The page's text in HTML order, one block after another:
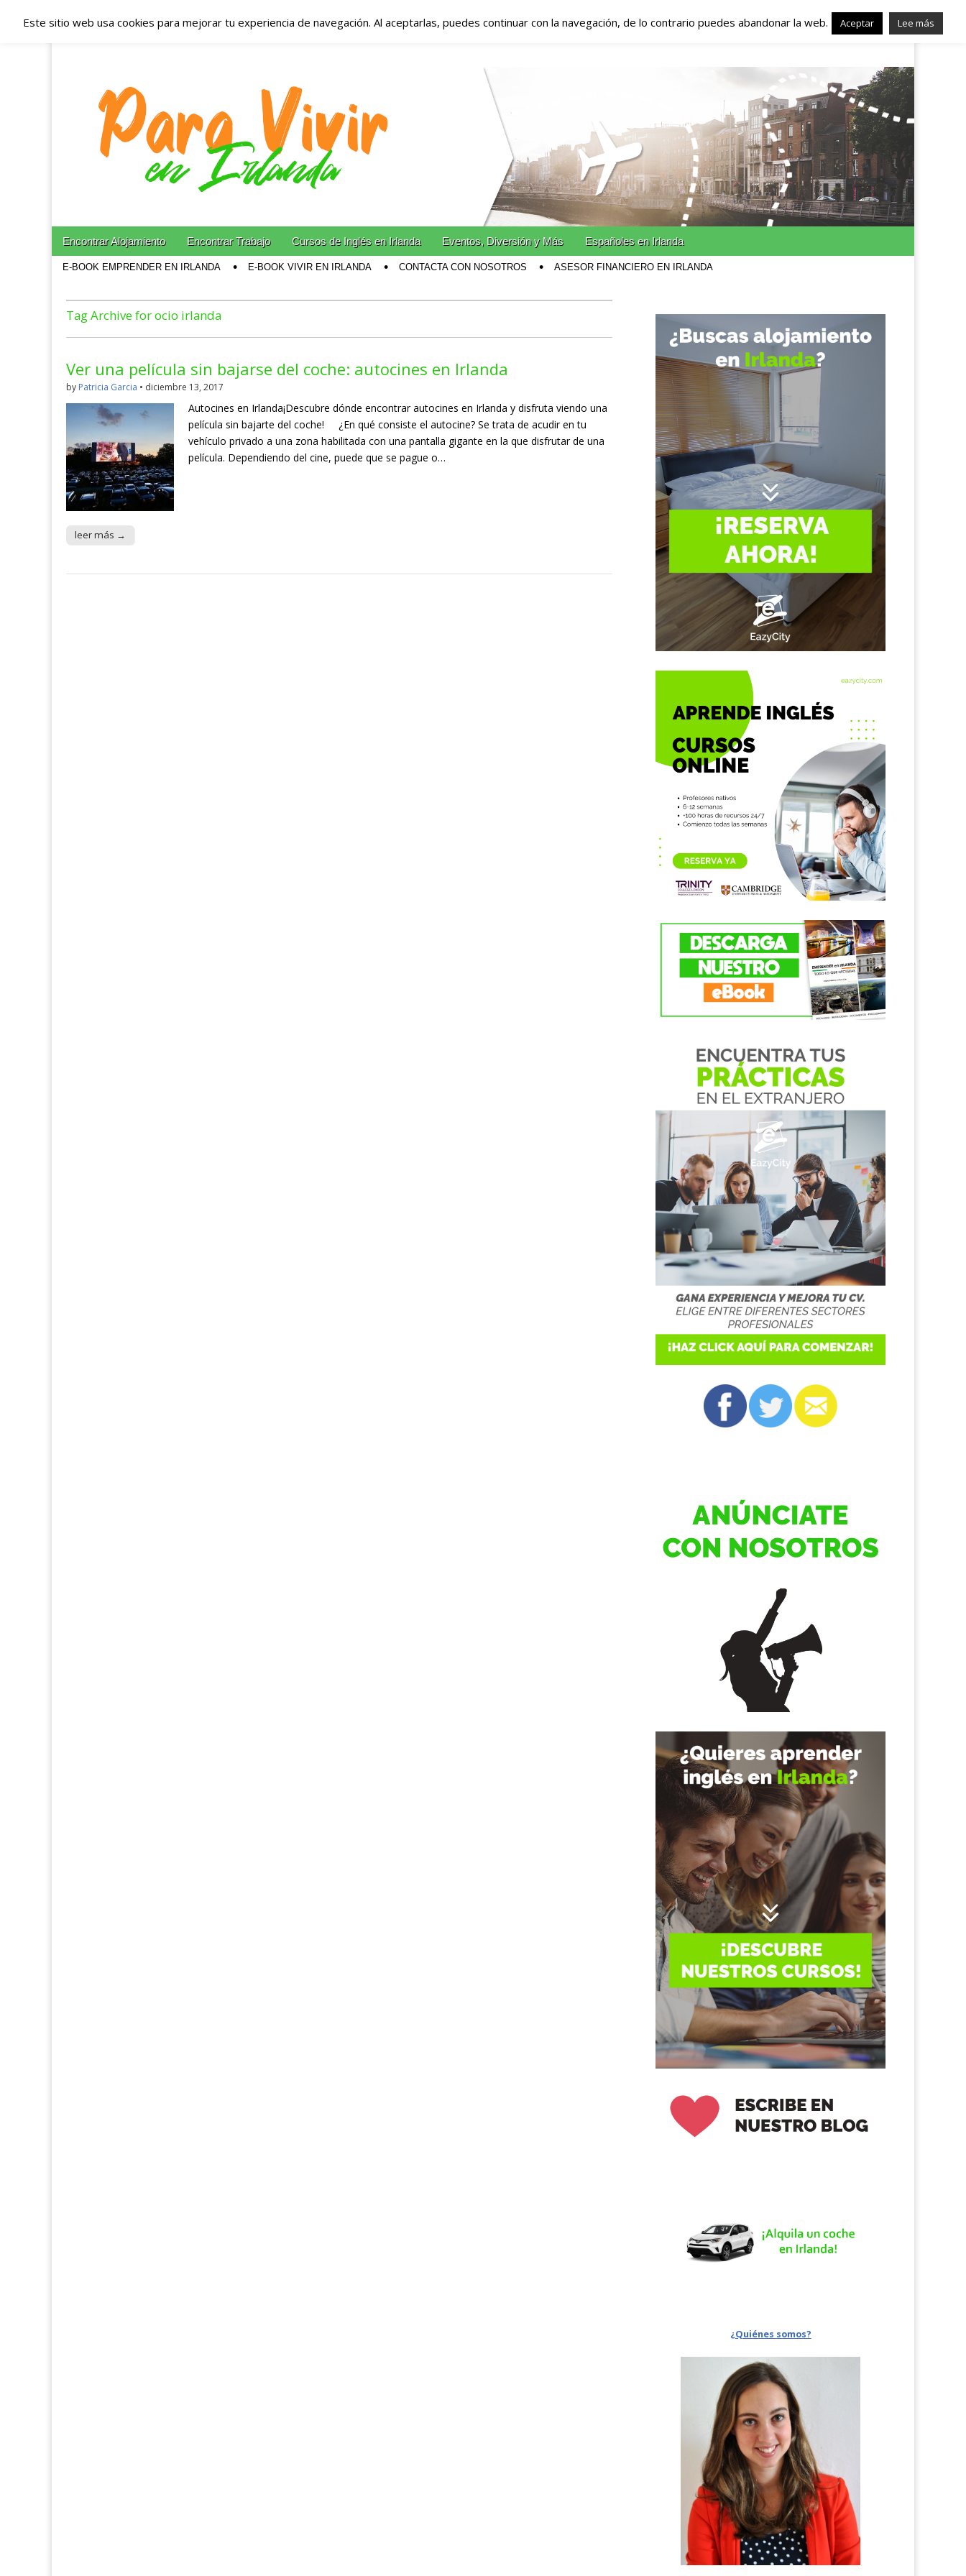
Españoles en Irlanda – Vivir en Irlanda – Trabajo en
Irlanda – Alojamiento en Irlanda
Blog dedicado a los que viven, estudian y trabajan en Irlanda!
Main menu
Skip to content
Encontrar Alojamiento Encontrar Trabajo Cursos de Inglés en Irlanda Eventos, Diversión y Más Españoles en Irlanda
E-BOOK EMPRENDER EN IRLANDA E-BOOK VIVIR EN IRLANDA CONTACTA CON NOSOTROS ASESOR FINANCIERO EN IRLANDA
Tag Archive for ocio irlanda
Ver una película sin bajarse del coche: autocines en Irlanda
by Patricia Garcia • diciembre 13, 2017
Autocines en Irlanda¡Descubre dónde encontrar autocines en Irlanda y disfruta viendo una
película sin bajarte del coche! ¿En qué consiste el autocine? Se trata de acudir en tu
vehículo privado a una zona habilitada con una pantalla gigante en la que disfrutar de una
película. Dependiendo del cine, puede que se pague o…
leer más →
¿Quiénes somos?
Este sitio web usa cookies para mejorar tu experiencia de navegación. Al aceptarlas, puedes continuar con la navegación, de lo contrario puedes abandonar la web. Aceptar Lee más